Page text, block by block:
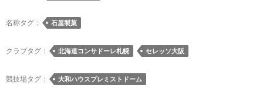
ク
名称タグ： 石屋製菓
クラブタグ： 北海道コンサドーレ札幌 セレッソ大阪
競技場タグ： 大和ハウスプレミストドーム